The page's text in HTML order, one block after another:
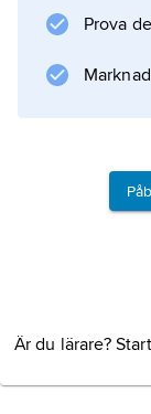
Prova
Är du lärare?